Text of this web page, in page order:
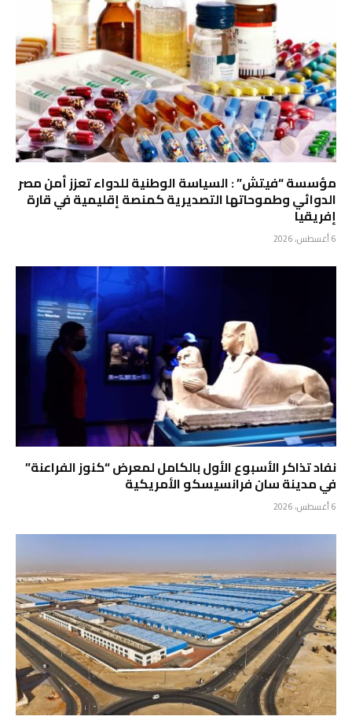
مؤسسة “فيتش” : السياسة الوطنية للدواء تعزز أمن مصر
الدوائي وطموحاتها التصديرية كمنصة إقليمية في قارة
إفريقيا
6 أغسطس، 2026
نفاد تذاكر الأسبوع الأول بالكامل لمعرض “كنوز الفراعنة”
في مدينة سان فرانسيسكو الأمريكية
6 أغسطس، 2026